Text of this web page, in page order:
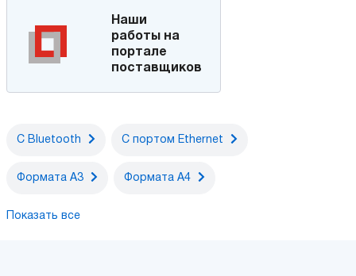
Наши
работы на
портале
поставщиков
С Bluetooth С портом Ethernet
Формата А3 Формата А4
Показать все